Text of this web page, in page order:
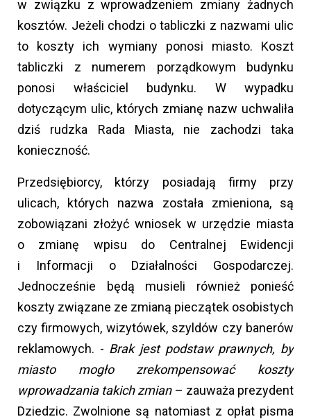
w związku z wprowadzeniem zmiany żadnych
kosztów. Jeżeli chodzi o tabliczki z nazwami ulic
to koszty ich wymiany ponosi miasto. Koszt
tabliczki z numerem porządkowym budynku
ponosi właściciel budynku. W wypadku
dotyczącym ulic, których zmianę nazw uchwaliła
dziś rudzka Rada Miasta, nie zachodzi taka
konieczność.
Przedsiębiorcy, którzy posiadają firmy przy
ulicach, których nazwa została zmieniona, są
zobowiązani złożyć wniosek w urzędzie miasta
o zmianę wpisu do Centralnej Ewidencji
i Informacji o Działalności Gospodarczej.
Jednocześnie będą musieli również ponieść
koszty związane ze zmianą pieczątek osobistych
czy firmowych, wizytówek, szyldów czy banerów
reklamowych. - Brak jest podstaw prawnych, by
miasto mogło zrekompensować koszty
wprowadzania takich zmian– zauważa prezydent
Dziedzic. Zwolnione są natomiast z opłat pisma